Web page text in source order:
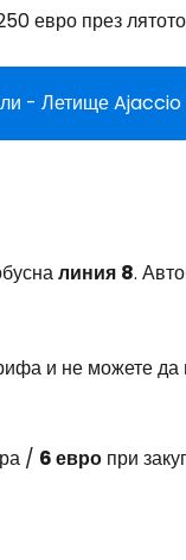
евро през
- Летище Ajaccio
линия 8.
и не можете
/ 6 евро при